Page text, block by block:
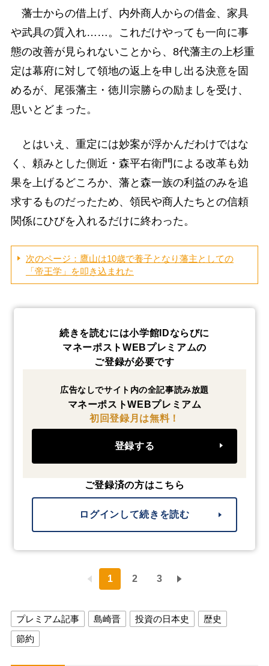
藩士からの借上げ、内外商人からの借金、家具
や武具の質入れ……。これだけやっても一向に事
態の改善が見られないことから、8代藩主の上杉重
定は幕府に対して領地の返上を申し出る決意を固
めるが、尾張藩主・徳川宗勝らの励ましを受け、
思いとどまった。
とはいえ、重定には妙案が浮かんだわけではな
く、頼みとした側近・森平右衛門による改革も効
果を上げるどころか、藩と森一族の利益のみを追
求するものだったため、領民や商人たちとの信頼
関係にひびを入れるだけに終わった。
次のページ：鷹山は10歳で養子となり藩主としての
「帝王学」を叩き込まれた
続きを読むには小学館IDならびに
マネーポストWEBプレミアムの
ご登録が必要です
広告なしでサイト内の全記事読み放題
マネーポストWEBプレミアム
初回登録月は無料！
登録する
ご登録済の方はこちら
ログインして続きを読む
1 2 3
プレミアム記事 島崎晋 投資の日本史
歴史
節約